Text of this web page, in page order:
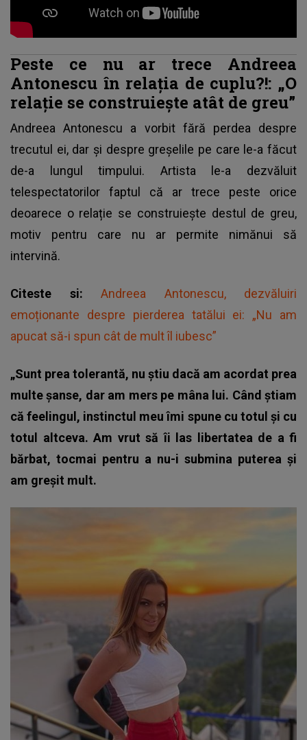
Peste ce nu ar trece Andreea
Antonescu în relația de cuplu?!: „O
relație se construiește atât de greu”
Andreea Antonescu a vorbit fără perdea despre
trecutul ei, dar și despre greșelile pe care le-a făcut
de-a lungul timpului. Artista le-a dezvăluit
telespectatorilor faptul că ar trece peste orice
deoarece o relație se construiește destul de greu,
motiv pentru care nu ar permite nimănui să
intervină.
Citeste si: Andreea Antonescu, dezvăluiri
emoționante despre pierderea tatălui ei: „Nu am
apucat să-i spun cât de mult îl iubesc”
„Sunt prea tolerantă, nu știu dacă am acordat prea
multe șanse, dar am mers pe mâna lui. Când știam
că feelingul, instinctul meu îmi spune cu totul și cu
totul altceva. Am vrut să îi las libertatea de a fi
bărbat, tocmai pentru a nu-i submina puterea și
am greșit mult.